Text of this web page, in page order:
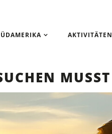
AKTIVITÄTEN
MUSST